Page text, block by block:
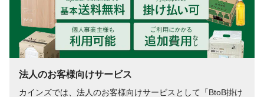
吸収量
1回の排尿量を150mlとして約2回吸収
適用対象
医療費控除対象商品
法人のお客様向けサービス
カインズでは、法人のお客様向けサービスとして「BtoB掛け